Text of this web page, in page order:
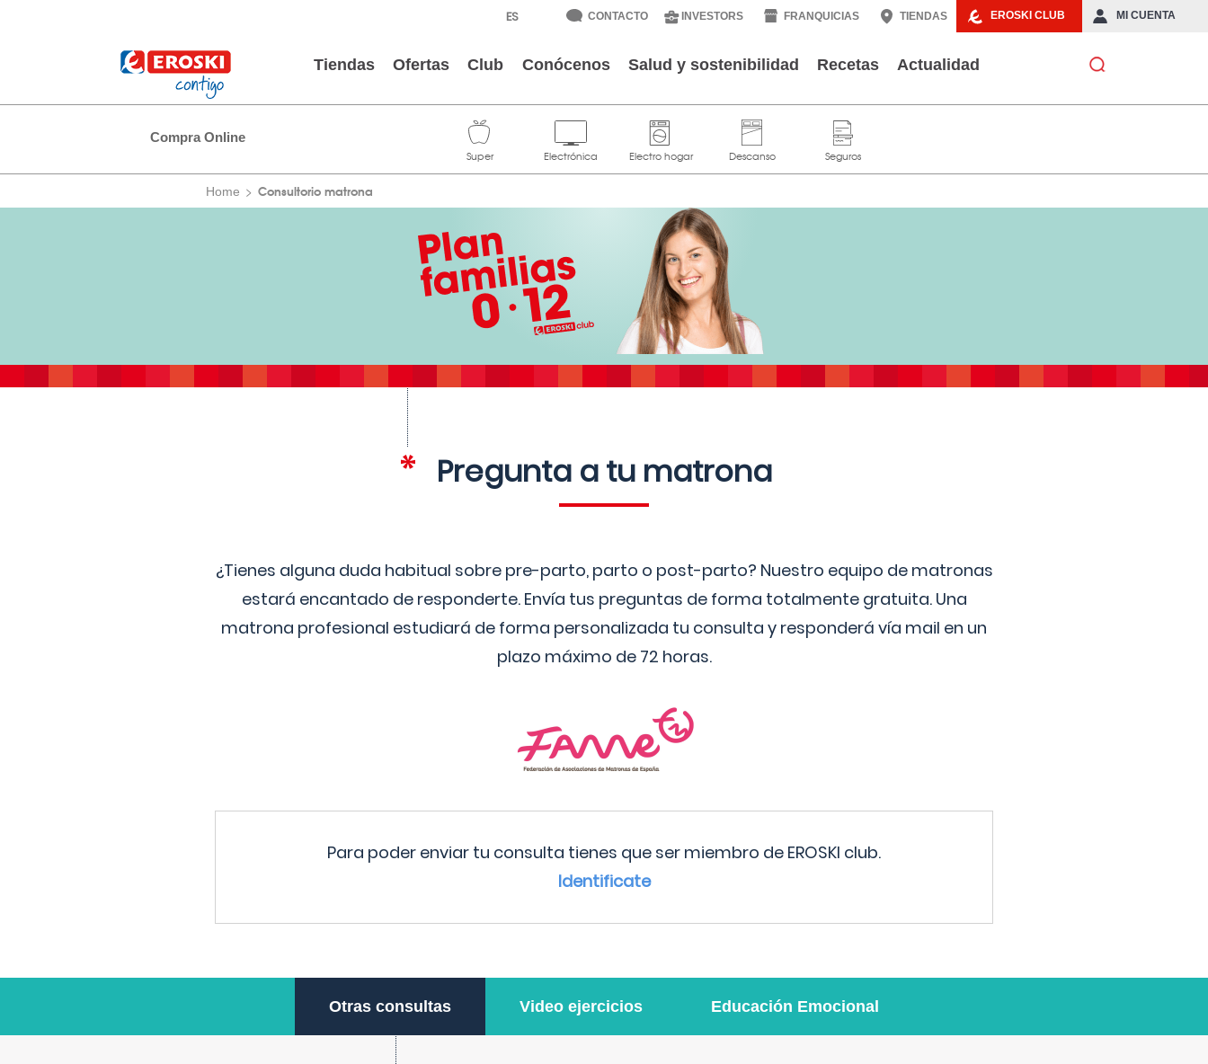
EROSKI CLUB MI CUENTA
CONTACTO INVESTORS FRANQUICIAS TIENDAS
Tiendas Ofertas Club Conócenos Salud y sostenibilidad Recetas Actualidad
Compra Online
Home Consultorio matrona
Pregunta a tu matrona
¿Tienes alguna duda habitual sobre pre-parto, parto o post-parto? Nuestro equipo de matronas
estará encantado de responderte. Envía tus preguntas de forma totalmente gratuita. Una
matrona profesional estudiará de forma personalizada tu consulta y responderá vía mail en un
plazo máximo de 72 horas.
Para poder enviar tu consulta tienes que ser miembro de EROSKI club.
Identificate
Otras consultas Video ejercicios Educación Emocional